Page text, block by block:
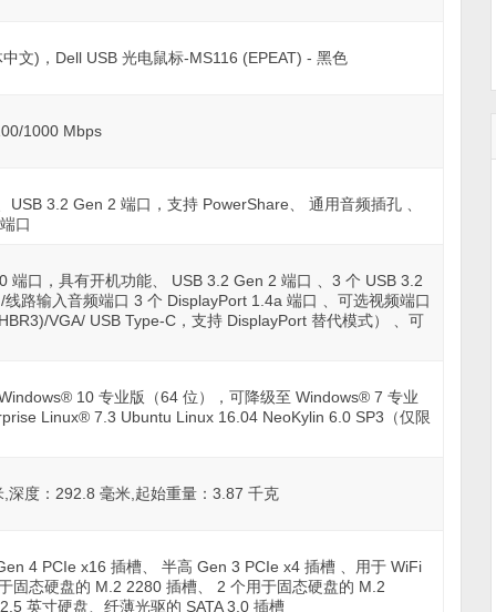
文)，Dell USB 光电鼠标-MS116 (EPEAT) - 黑色
1000 Mbps
3.2 Gen 2 端口，支持 PowerShare、 通用音频插孔 、
口
端口，具有开机功能、 USB 3.2 Gen 2 端口 、3 个 USB 3.2
路输入音频端口 3 个 DisplayPort 1.4a 端口 、可选视频端口
VGA/ USB Type-C，支持 DisplayPort 替代模式） 、可
10 专业版（64 位），可降级至 Windows® 7 专业
Linux® 7.3 Ubuntu Linux 16.04 NeoKylin 6.0 SP3（仅限
深度：292.8 毫米,起始重量：3.87 千克
4 PCIe x16 插槽、 半高 Gen 3 PCIe x4 插槽 、用于 WiFi
固态硬盘的 M.2 2280 插槽、 2 个用于固态硬盘的 M.2
英寸硬盘、纤薄光驱的 SATA 3.0 插槽